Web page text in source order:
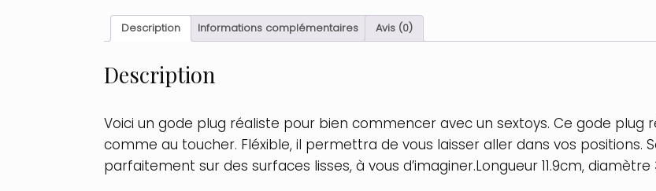
Description Informations complémentaires Avis (0)
Description
Voici un gode plug réaliste pour bien commencer avec un sextoys. Ce gode plug
comme au toucher. Fléxible, il permettra de vous laisser aller dans vos positions.
parfaitement sur des surfaces lisses, à vous d’imaginer.Longueur 11.9cm,